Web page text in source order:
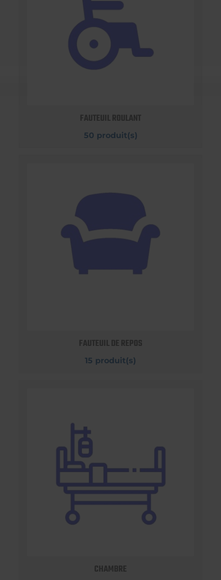
FAUTEUIL ROULANT
50 produit(s)
FAUTEUIL DE REPOS
15 produit(s)
CHAMBRE